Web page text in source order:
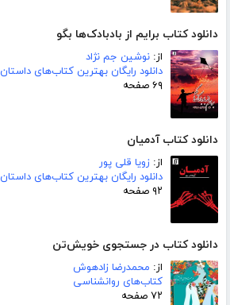
دانلود کتاب برایم از بادبادک‌ها بگو
از: نوشین جم نژاد
دانلود رایگان بهترین کتاب‌های داستان
۶۹ صفحه
دانلود کتاب آدمیان
از: زویا قلی پور
دانلود رایگان بهترین کتاب‌های داستان
۹۲ صفحه
دانلود کتاب در جستجوی خویش‌تن
از: محمدرضا زادهوش
کتاب‌های روانشناسی
۷۲ صفحه